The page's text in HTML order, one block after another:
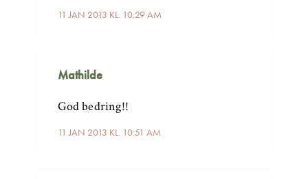
11 JAN 2013 KL. 10:29 AM
Mathilde
11 JAN 2013 KL. 10:51 AM
God bedring!!